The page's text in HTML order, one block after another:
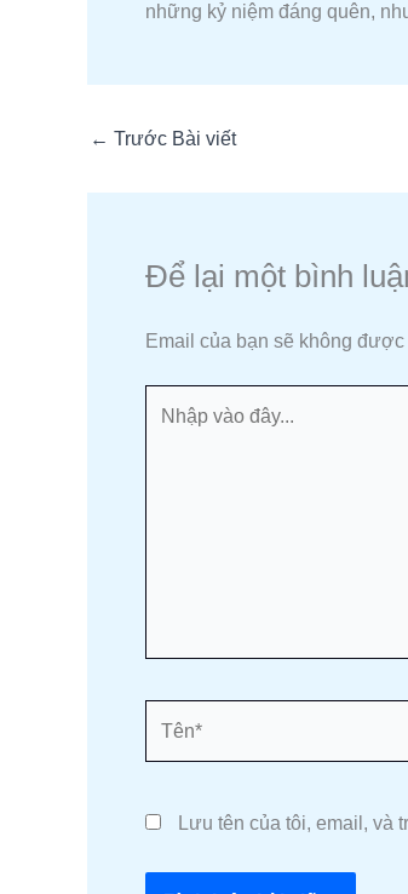
những kỷ niệm đáng quên,
← Trước Bài viết
Để lại một bình
Email của bạn sẽ không
vào
Lưu tên của tôi, email, và